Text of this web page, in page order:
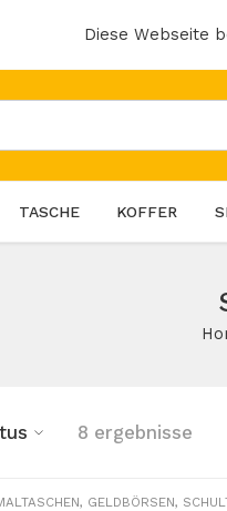
Diese Webseite
TASCHE KOFFER
8 ergebnisse
, GELDBÖRSEN,